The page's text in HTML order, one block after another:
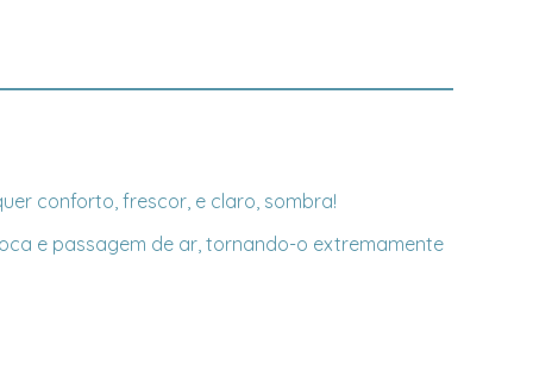
conforto, frescor, e claro, sombra!
e passagem de ar, tornando-o extremamente